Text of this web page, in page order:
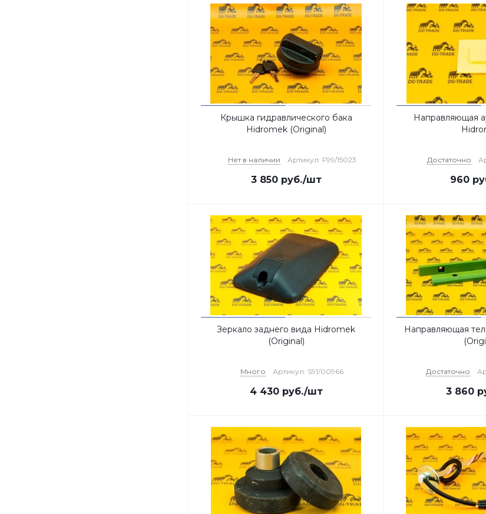
Крышка гидравлического бака
Hidromek (Original)
Нет в наличии Артикул: F99/15023
3 850руб./шт
Направляющая
Достаточно
960
Зеркало заднего вида Hidromek
(Original)
Много Артикул: S91/00966
4 430руб./шт
Направляющая
Достаточно
3 860